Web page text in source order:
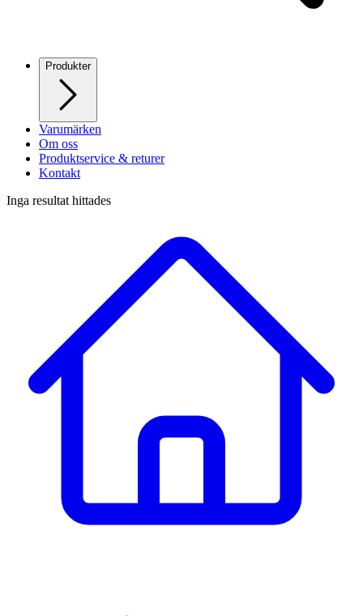
Produkter
Varumärken
Om oss
Produktservice & returer
Kontakt
Inga resultat hittades